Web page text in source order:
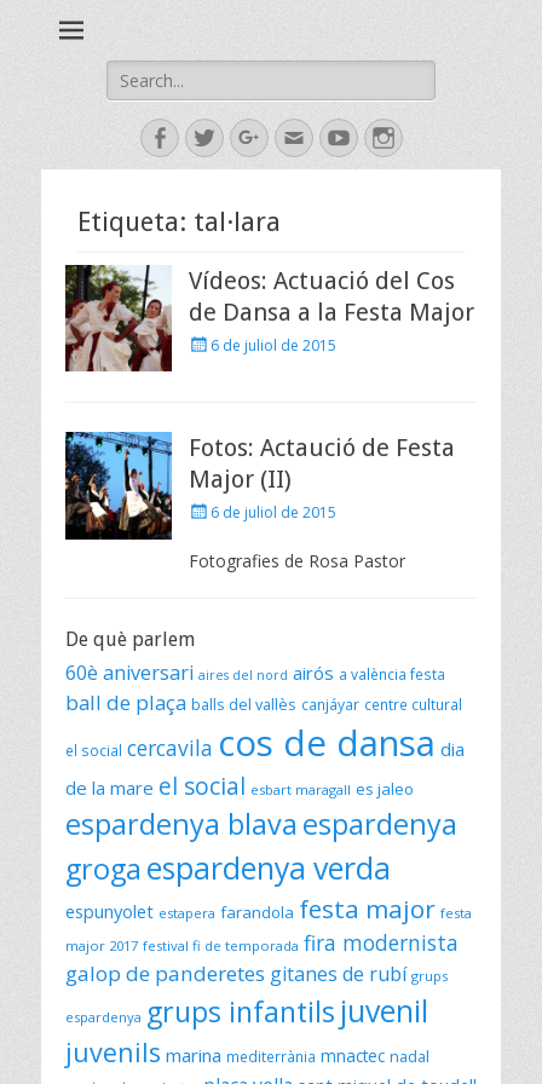
Search
for:
Facebook
TwitterGoogleplus
EmailYouTubeInstagram
Etiqueta: tal·lara
Vídeos: Actuació del Cos
de Dansa a la Festa Major
Posted6 de juliol de 2015
Fotos: Actaució de Festa
Major (II)
Posted6 de juliol de 2015
Fotografies de Rosa Pastor
De què parlem
60è aniversari aires del nord airós a valència festa
ball de plaça balls del vallès canjáyar centre cultural
el social cercavila cos de dansa dia
de la mare el social esbart maragall es jaleo
espardenya blava espardenya
groga espardenya verda
espunyolet estapera farandola festa major festa
major 2017 festival fi de temporada fira modernista
galop de panderetes gitanes de rubí grups
espardenya grups infantils juvenil
juvenils marina mediterrània mnactec nadal